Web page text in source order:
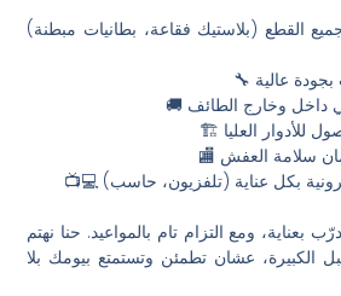
القطع (بلاستيك فقاعة، بطانيات مبطنة)
عالية 🔧
وخارج الطائف 🚚
العليا 🏗️
العفش 🏬
بكل عناية (تلفزيون، حاسب) 💻📺
ومع التزام تام بالمواعيد. حنا نهتم
الكبيرة، عشان تطمئن وتستمتع بيومك بلا